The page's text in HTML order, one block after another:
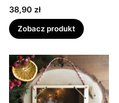
Cena
38,90 zł
Zobacz produkt